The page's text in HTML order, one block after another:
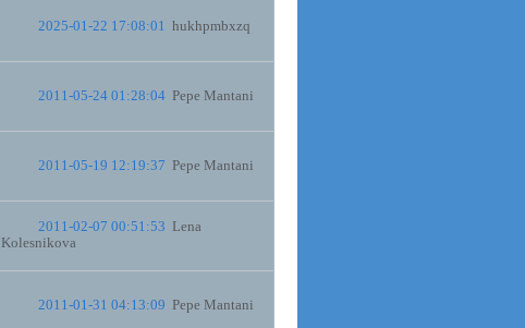
2025-01-22 17:08:01 hukhpmbxzq
2011-05-24 01:28:04 Pepe Mantani
2011-05-19 12:19:37 Pepe Mantani
2011-02-07 00:51:53 Lena
Kolesnikova
2011-01-31 04:13:09 Pepe Mantani